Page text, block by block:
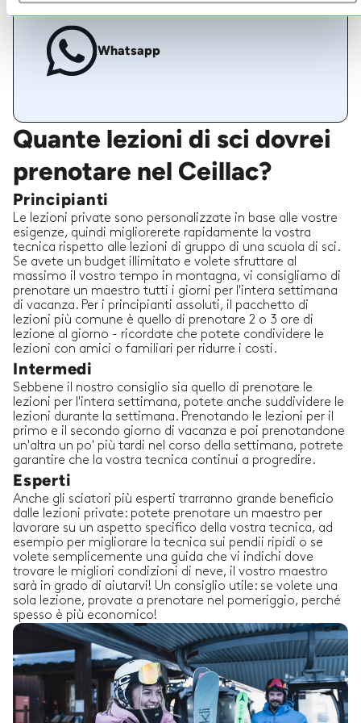
Whatsapp
Quante lezioni di sci dovrei
prenotare nel Ceillac?
Principianti
Le lezioni private sono personalizzate in base alle vostre
esigenze, quindi migliorerete rapidamente la vostra
tecnica rispetto alle lezioni di gruppo di una scuola di sci.
Se avete un budget illimitato e volete sfruttare al
massimo il vostro tempo in montagna, vi consigliamo di
prenotare un maestro tutti i giorni per l'intera settimana
di vacanza. Per i principianti assoluti, il pacchetto di
lezioni più comune è quello di prenotare 2 o 3 ore di
lezione al giorno - ricordate che potete condividere le
lezioni con amici o familiari per ridurre i costi.
Intermedi
Sebbene il nostro consiglio sia quello di prenotare le
lezioni per l'intera settimana, potete anche suddividere le
lezioni durante la settimana. Prenotando le lezioni per il
primo e il secondo giorno di vacanza e poi prenotandone
un'altra un po' più tardi nel corso della settimana, potrete
garantire che la vostra tecnica continui a progredire.
Esperti
Anche gli sciatori più esperti trarranno grande beneficio
dalle lezioni private: potete prenotare un maestro per
lavorare su un aspetto specifico della vostra tecnica, ad
esempio per migliorare la tecnica sui pendii ripidi o se
volete semplicemente una guida che vi indichi dove
trovare le migliori condizioni di neve, il vostro maestro
sarà in grado di aiutarvi! Un consiglio utile: se volete una
sola lezione, provate a prenotare nel pomeriggio, perché
spesso è più economico!